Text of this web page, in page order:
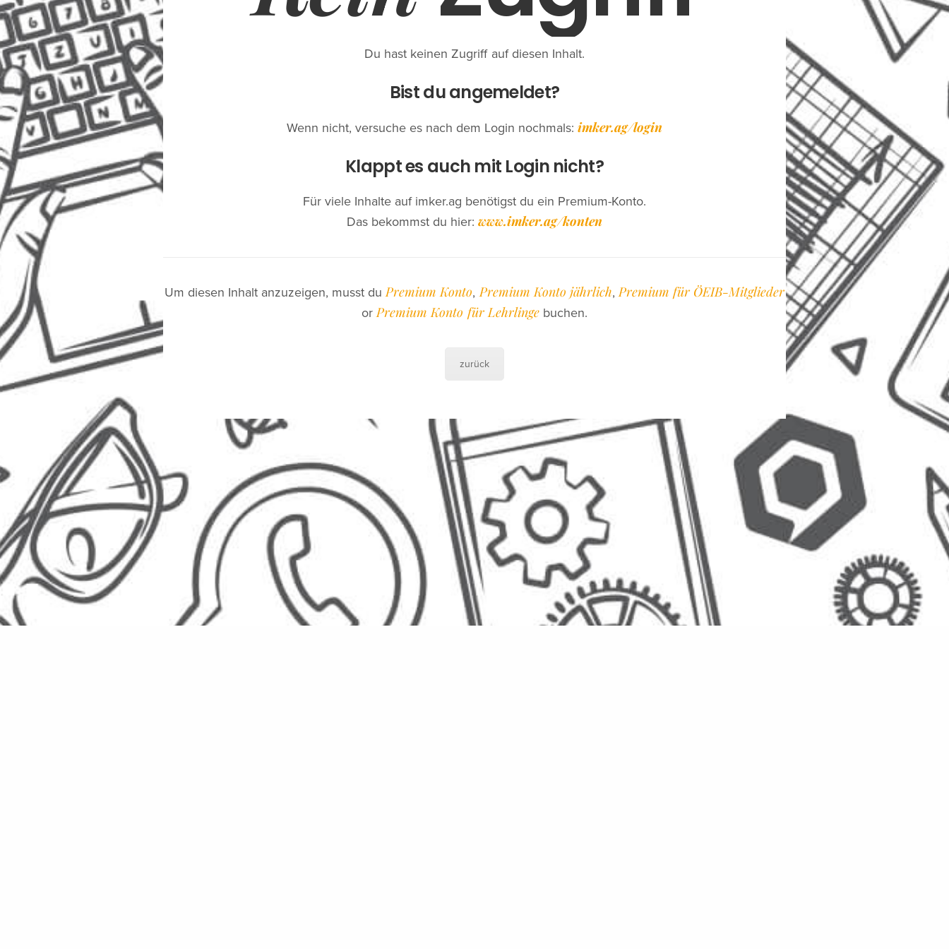
Du hast keinen Zugriff auf diesen Inhalt.
Bist du angemeldet?
Wenn nicht, versuche es nach dem Login nochmals:imker.ag/login
Klappt es auch mit Login nicht?
Für viele Inhalte auf imker.ag benötigst du ein Premium-Konto.
Das bekommst du hier: www.imker.ag/konten
Um diesen Inhalt anzuzeigen, musst duPremium Konto,Premium Konto jährlich,Premium für ÖEIB-Mitglieder
orPremium Konto für Lehrlingebuchen.
zurück
Kontakt
AT +43 662 26220033
DE +49 8806 6809000
info@imker.ag
imker.ag – Bienenlieb gem.V.
Alpenstraße 54
5020 Salzburg
Navigation
Stornobedingungen
Anfragen
Kurs-Partner werden
Infos zum Anfängerkurs
Mitglied im
Österreichischer Erwerbsimkerbund ÖEIB
www.erwerbsimkerbund.at
Deutscher Berufs- und Erwerbsimkerbund DBIB
© 2014-2025 imker.ag, Alle Rechte vorbehalten.